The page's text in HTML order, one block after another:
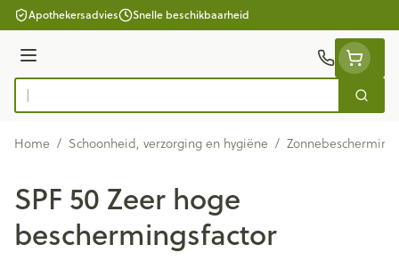
Ga naar de inhoud
Apothekersadvies Snelle beschikbaarheid
Menu
Product, merk, categorie...
Zoek
Home / Schoonheid, verzorging en hygiëne / Zonnebescherming
SPF 50 Zeer hoge
beschermingsfactor